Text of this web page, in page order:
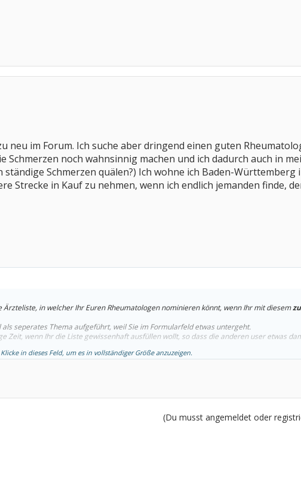
neu im Forum. Ich suche aber dringend einen guten
Schmerzen noch wahnsinnig machen und ich dadurch auch in
Schmerzen quälen?) Ich wohne ich Baden-Württemberg
Strecke in Kauf zu nehmen, wenn ich endlich jemanden finde,
in welcher Ihr Euren Rheumatologen nominieren könnt, wenn Ihr mit diesem
seperates Thema aufgeführt, weil Sie im Formularfeld etwas untergeht.
Zeit, wenn Ihr die Liste gewissenhaft ausfüllen wollt, so dass die anderen user etwas
ein, wenn Ihr wirklich mit diesen zufrieden seid. Die Ärzteliste soll keine Negativliste,
wird die Liste.
Klicke in dieses Feld, um es in vollständiger Größe anzuzeigen.
(Du musst angemeldet oder